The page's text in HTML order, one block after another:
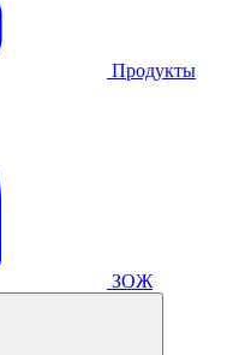
Продукты
ЗОЖ